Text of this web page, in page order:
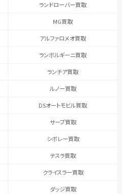
ランドローバー買取
MG買取
アルファロメオ買取
ランボルギーニ買取
ランチア買取
ルノー買取
DSオートモビル買取
サーブ買取
シボレー買取
テスラ買取
クライスラー買取
ダッジ買取